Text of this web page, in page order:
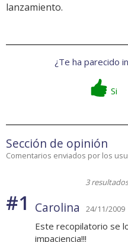
lanzamiento.
¿Te ha parecido
Si
Sección de opinión
Comentarios enviados por los
3
#1 Carolina 24/11/2009
Este recopilatorio se
impaciencia!!!